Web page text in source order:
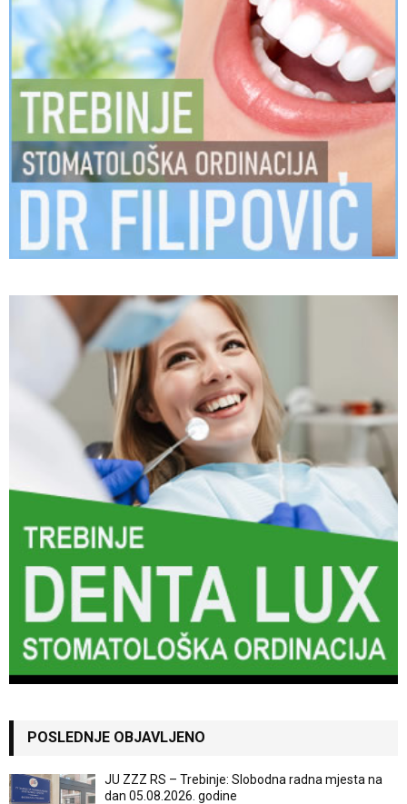
POSLEDNJE OBJAVLJENO
JU ZZZ RS – Trebinje: Slobodna radna mjesta na
dan 05.08.2026. godine